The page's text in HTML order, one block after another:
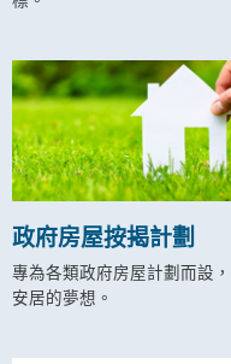
政府房屋按揭計劃
專為各類政府房屋計劃而設
安居的夢想。